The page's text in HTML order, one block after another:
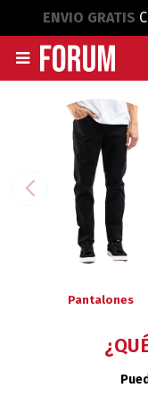
ENVIO GRATIS

Pantalones